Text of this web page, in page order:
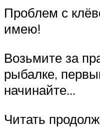
Проблем с
имею!
Возьмите за
рыбалке,
начинайте…
Читать